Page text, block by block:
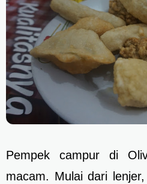
Pempek campur di
macam. Mulai dari